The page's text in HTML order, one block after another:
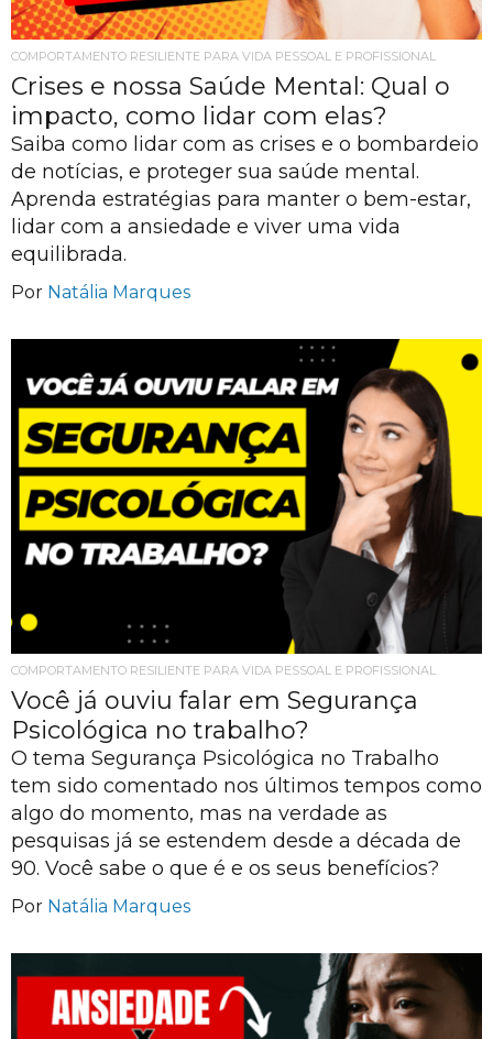
COMPORTAMENTO RESILIENTE PARA VIDA PESSOAL E PROFISSIONAL
Crises e nossa Saúde Mental: Qual o
impacto, como lidar com elas?
Saiba como lidar com as crises e o bombardeio
de notícias, e proteger sua saúde mental.
Aprenda estratégias para manter o bem-estar,
lidar com a ansiedade e viver uma vida
equilibrada.
Por Natália Marques
COMPORTAMENTO RESILIENTE PARA VIDA PESSOAL E PROFISSIONAL
Você já ouviu falar em Segurança
Psicológica no trabalho?
O tema Segurança Psicológica no Trabalho
tem sido comentado nos últimos tempos como
algo do momento, mas na verdade as
pesquisas já se estendem desde a década de
90. Você sabe o que é e os seus benefícios?
Por Natália Marques